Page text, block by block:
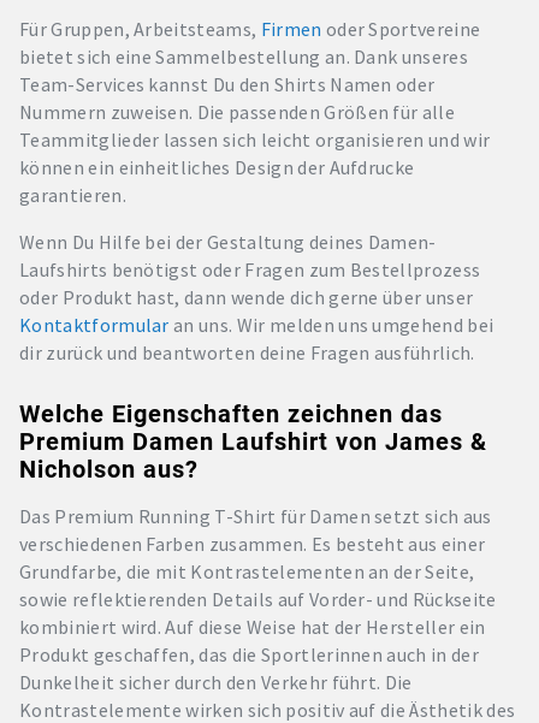
Für Gruppen, Arbeitsteams, Firmen oder Sportvereine
bietet sich eine Sammelbestellung an. Dank unseres
Team-Services kannst Du den Shirts Namen oder
Nummern zuweisen. Die passenden Größen für alle
Teammitglieder lassen sich leicht organisieren und wir
können ein einheitliches Design der Aufdrucke
garantieren.
Wenn Du Hilfe bei der Gestaltung deines Damen-
Laufshirts benötigst oder Fragen zum Bestellprozess
oder Produkt hast, dann wende dich gerne über unser
Kontaktformular an uns. Wir melden uns umgehend bei
dir zurück und beantworten deine Fragen ausführlich.
Welche Eigenschaften zeichnen das
Premium Damen Laufshirt von James &
Nicholson aus?
Das Premium Running T-Shirt für Damen setzt sich aus
verschiedenen Farben zusammen. Es besteht aus einer
Grundfarbe, die mit Kontrastelementen an der Seite,
sowie reflektierenden Details auf Vorder- und Rückseite
kombiniert wird. Auf diese Weise hat der Hersteller ein
Produkt geschaffen, das die Sportlerinnen auch in der
Dunkelheit sicher durch den Verkehr führt. Die
Kontrastelemente wirken sich positiv auf die Ästhetik des